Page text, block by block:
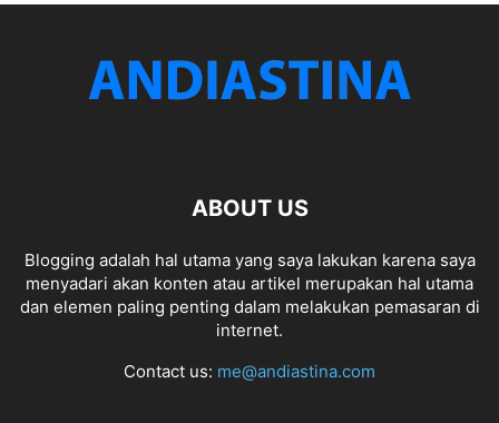
ABOUT US
Blogging adalah hal utama yang saya lakukan karena saya
menyadari akan konten atau artikel merupakan hal utama
dan elemen paling penting dalam melakukan pemasaran di
internet.
Contact us: me@andiastina.com